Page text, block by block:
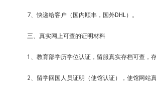
7、快递给客户（国内顺丰，国外DHL）。
三、真实网上可查的证明材料
1、教育部学历学位认证，留服真实存档可查，存
2、留学回国人员证明（使馆认证），使馆网站真